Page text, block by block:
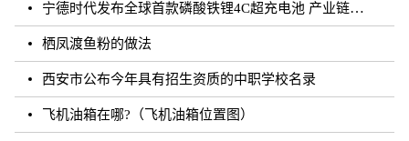
宁德时代发布全球首款磷酸铁锂4C超充电池 产业链上市公司相继规划和布局
栖凤渡鱼粉的做法
西安市公布今年具有招生资质的中职学校名录
飞机油箱在哪?（飞机油箱位置图）